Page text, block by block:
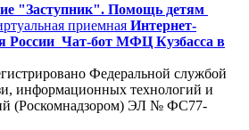
"Заступник". Помощь детям
Интернет-
России Чат-бот МФЦ Кузбасса в
Федеральной службой
информационных технологий и
(Роскомнадзором) ЭЛ № ФС77-